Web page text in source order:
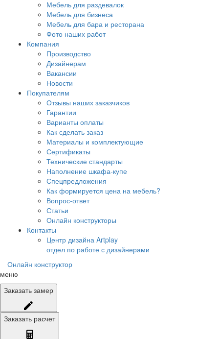
Мебель для раздевалок
Мебель для бизнеса
Мебель для бара и ресторана
Фото наших работ
Компания
Производство
Дизайнерам
Вакансии
Новости
Покупателям
Отзывы наших заказчиков
Гарантии
Варианты оплаты
Как сделать заказ
Материалы и комплектующие
Сертификаты
Технические стандарты
Наполнение шкафа-купе
Спецпредложения
Как формируется цена на мебель?
Вопрос-ответ
Статьи
Онлайн конструкторы
Контакты
Центр дизайна Artplay
отдел по работе с дизайнерами
Онлайн конструктор
меню
Заказать замер
Заказать расчет